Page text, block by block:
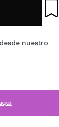
nuestro
aquí